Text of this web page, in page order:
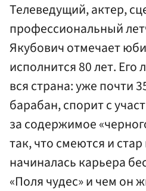
Телеведущий, актер,
профессиональный
Якубович отмечает
исполнится 80 лет. Его
вся страна: уже почти
барабан, спорит с
за содержимое
так, что смеются и
начиналась карьера
«Поля чудес» и чем он